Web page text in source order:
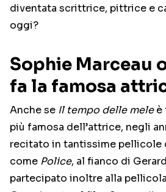
diventata scrittrice, pittrice e
oggi?
Sophie Marceau
fa la famosa
Anche se Il tempo delle meleè
più famosa dell’attrice, negli
recitato in tantissime pellicole
come Police, al fianco di
partecipato inoltre alla